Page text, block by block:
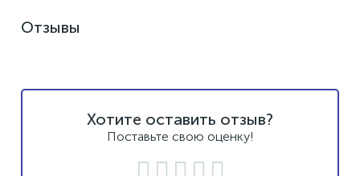
Отзывы
Хотите оставить отзыв?
Поставьте свою оценку!